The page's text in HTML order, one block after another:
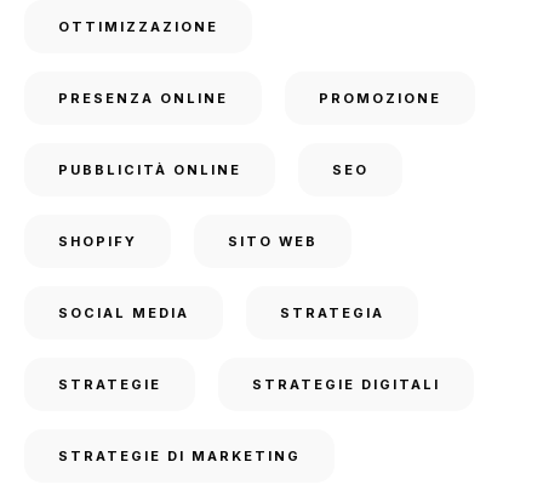
OTTIMIZZAZIONE
PRESENZA ONLINE PROMOZIONE
PUBBLICITÀ ONLINE SEO
SHOPIFY SITO WEB
SOCIAL MEDIA STRATEGIA
STRATEGIE STRATEGIE DIGITALI
STRATEGIE DI MARKETING